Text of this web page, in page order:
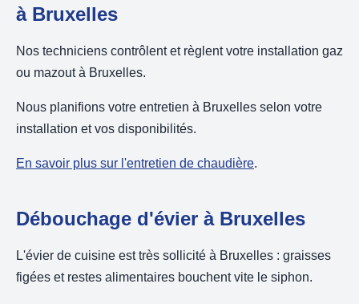
à Bruxelles
Nos techniciens contrôlent et règlent votre installation gaz
ou mazout à Bruxelles.
Nous planifions votre entretien à Bruxelles selon votre
installation et vos disponibilités.
En savoir plus sur l'entretien de chaudière.
Débouchage d'évier à Bruxelles
L'évier de cuisine est très sollicité à Bruxelles : graisses
figées et restes alimentaires bouchent vite le siphon.